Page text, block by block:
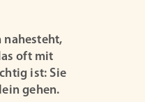
nahesteht,
oft mit
ist: Sie
gehen.